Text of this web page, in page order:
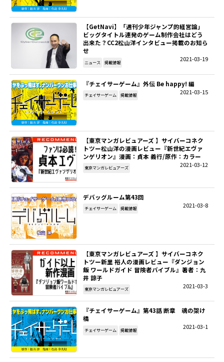
【GetNavi】「週刊少年ジャンプ的経営論」
ビッグタイトル連発のゲーム制作会社はどう
出来た？CC2松山洋インタビュー掲載のお知ら
せ
2021-03-19
ニュース 掲載情報
『チェイサーゲーム』外伝 Be happy! 編
2021-03-15
チェイサーゲーム 掲載情報
【東京マンガレビュアーズ 】サイバーコネク
トツー松山洋の漫画レビュー『新世紀エヴァ
ンゲリオン』漫画：貞本 義行/原作：カラー
2021-03-12
東京マンガレビュアーズ
デバッグルーム第43回
2021-03-8
チェイサーゲーム 掲載情報
【東京マンガレビュアーズ 】サイバーコネク
トツー新里 裕人の漫画レビュー『ダンジョン
飯 ワールドガイド 冒険者バイブル』著者：九
井 諒子
2021-03-3
東京マンガレビュアーズ
『チェイサーゲーム』第43話 断章 魂の架け
橋
2021-03-1
チェイサーゲーム 掲載情報